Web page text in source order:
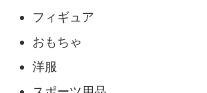
フィギュア
おもちゃ
洋服